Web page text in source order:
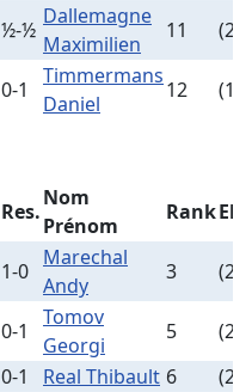
½-½
Dallemagne
Maximilien
11
0-1
Timmermans
Daniel
12
Res.
Nom
Prénom
RankElo
1-0
Marechal
Andy
3
0-1
Tomov
Georgi
5
0-1 Real Thibault 6